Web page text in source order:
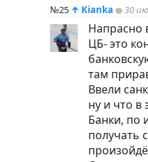
№25 ↑ Kianka 30
Напрасно
ЦБ- это
там
Ввели
ну и что в
Банки, по
получать